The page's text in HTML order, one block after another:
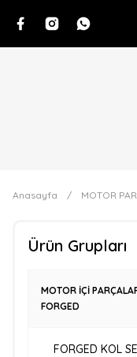
Anasayfa MOTOR
Ürün Grupları
MOTOR İÇİ
FORGED
FORGED KOL